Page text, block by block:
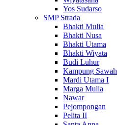
Yos Sudarso
SMP Strada
Bhakti Mulia
Bhakti Nusa
Bhakti Utama
Bhakti Wiyata
Budi Luhur
Kampung Sawah
Mardi Utama I
Marga Mulia
Nawar
Pejompongan
Pelita II